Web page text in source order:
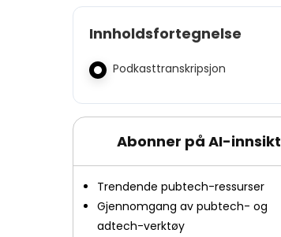
Innholdsfortegnelse
Podkasttranskripsjon
Abonner på AI-innsikt
Trendende pubtech-ressurser
Gjennomgang av pubtech- og
adtech-verktøy